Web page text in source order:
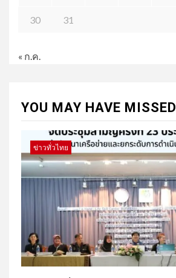
30 31
« ก.ค.
YOU MAY HAVE MISSED
ข่าวทั่วไทย